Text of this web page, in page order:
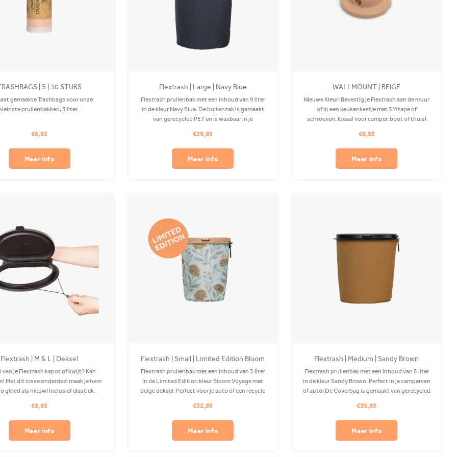
| S | 30 STUKS
gemaakte Trashbags voor onze
prullenbakken, 3 liter.
€6,95
Meer info
Flextrash | Large | Navy Blue
Flextrash prullenbak met een inhoud van 9 liter
in de kleur Navy Blue. De buitenzak is gemaakt
van gerecycled PET en is wasbaar in je
verkrijgbaar.
€39,95
Meer info
WALLMOUNT | BEIGE
Nieuwe Kleur! Bevestig je Flextrash aan de muur
of in een keukenkastje met 3M tape of
schroeven. Ideaal voor camper, boot of thuis!
wij te schroeven; de werking van tape hangt af
van o.a. de ondergrond.
€8,95
Meer info
Flextrash | M & L | Deksel
van je Flextrash kapot of kwijt? Kan
Met dit losse onderdeel maak je hem
gloed als nieuw! Inclusief elastiek.
€9,95
Meer info
Flextrash | Small | Limited Edition Bloom
Voyage
Flextrash prullenbak met een inhoud van 3 liter
in de Limited Edition kleur Bloom Voyage met
beige deksel. Perfect voor je auto of een recycle
PET en is wasbaar in je wasmachine. Exclusief
clip.
€32,95
Meer info
Flextrash | Medium | Sandy Brown
Flextrash prullenbak met een inhoud van 5 liter
in de kleur Sandy Brown. Perfect in je campervan
of auto! De Coverbag is gemaakt van gerecycled
verkrijgbaar.
€35,95
Meer info